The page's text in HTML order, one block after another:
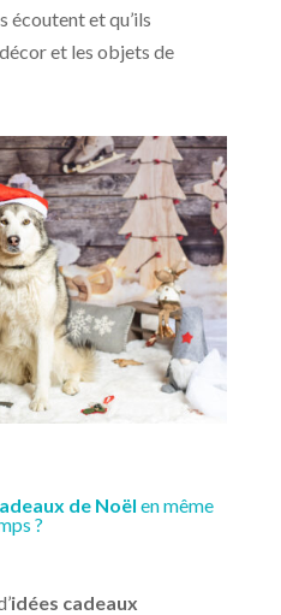
écoutent et qu’ils
et les objets de
de Noël en même
?
idées cadeaux